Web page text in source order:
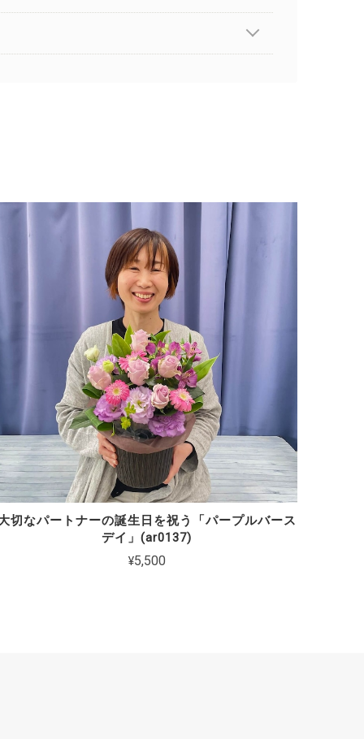
切なパートナーの誕生日を祝う「パープルバース
デイ」(ar0137)
¥5,500